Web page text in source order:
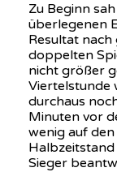
Zu Beginn
überlegenen
Resultat
doppelten
nicht größer
Viertelstunde
durchaus
Minuten vor
wenig auf
Halbzeitstand
Sieger